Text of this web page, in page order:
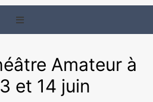
Amateur à
et 14 juin